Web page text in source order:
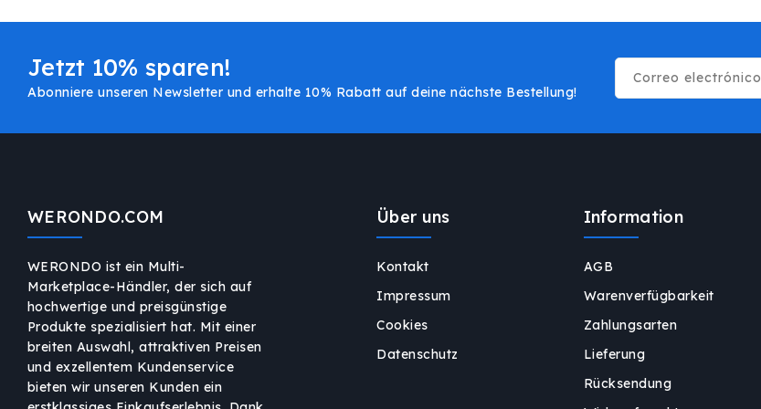
Jetzt 10% sparen!
Abonniere unseren Newsletter und erhalte 10% Rabatt auf deine nächste Bestellung!
Correo electrónico
Information
AGB
Warenverfügbarkeit
Zahlungsarten
Lieferung
Rücksendung
Über uns
Kontakt
Impressum
Cookies
Datenschutz
WERONDO.COM
WERONDO ist ein Multi-
Marketplace-Händler, der sich auf
hochwertige und preisgünstige
Produkte spezialisiert hat. Mit einer
breiten Auswahl, attraktiven Preisen
und exzellentem Kundenservice
bieten wir unseren Kunden ein